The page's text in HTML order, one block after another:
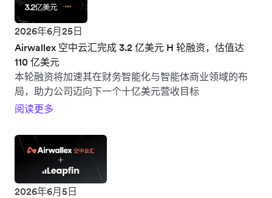
2026年6月25日
Airwallex 空中云汇完成 3.2 亿美元 H 轮融资，估值达
110 亿美元
本轮融资将加速其在财务智能化与智能体商业领域的布
局，助力公司迈向下一个十亿美元营收目标
阅读更多
2026年6月5日